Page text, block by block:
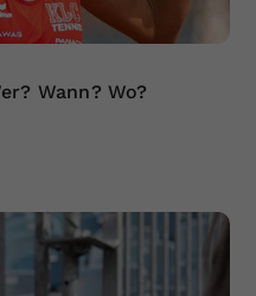
Wann? Wo?